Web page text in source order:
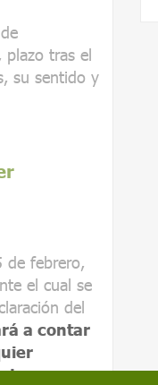
plazo tras el
su sentido y
de febrero,
el cual se
del
a contar
.